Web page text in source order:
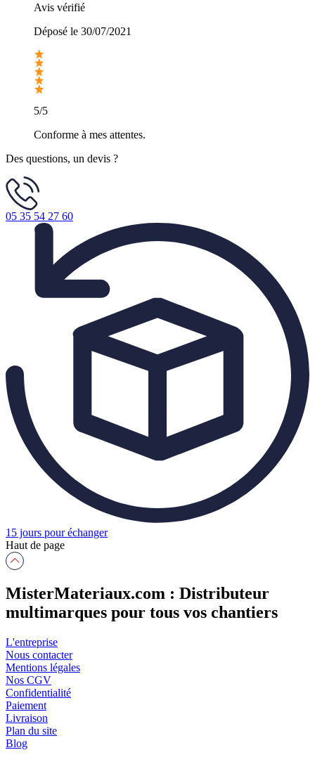
Avis vérifié
Déposé le 30/07/2021
5/5
Conforme à mes attentes.
Des questions, un devis ?
05 35 54 27 60
15 jours pour échanger
Haut de page
MisterMateriaux.com : Distributeur
multimarques pour tous vos chantiers
L'entreprise
Nous contacter
Mentions légales
Nos CGV
Confidentialité
Paiement
Livraison
Plan du site
Blog